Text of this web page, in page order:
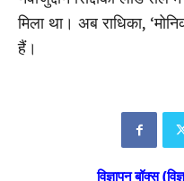
मिला था। अब राधिका,
हैं।
विज्ञापन बॉक्स